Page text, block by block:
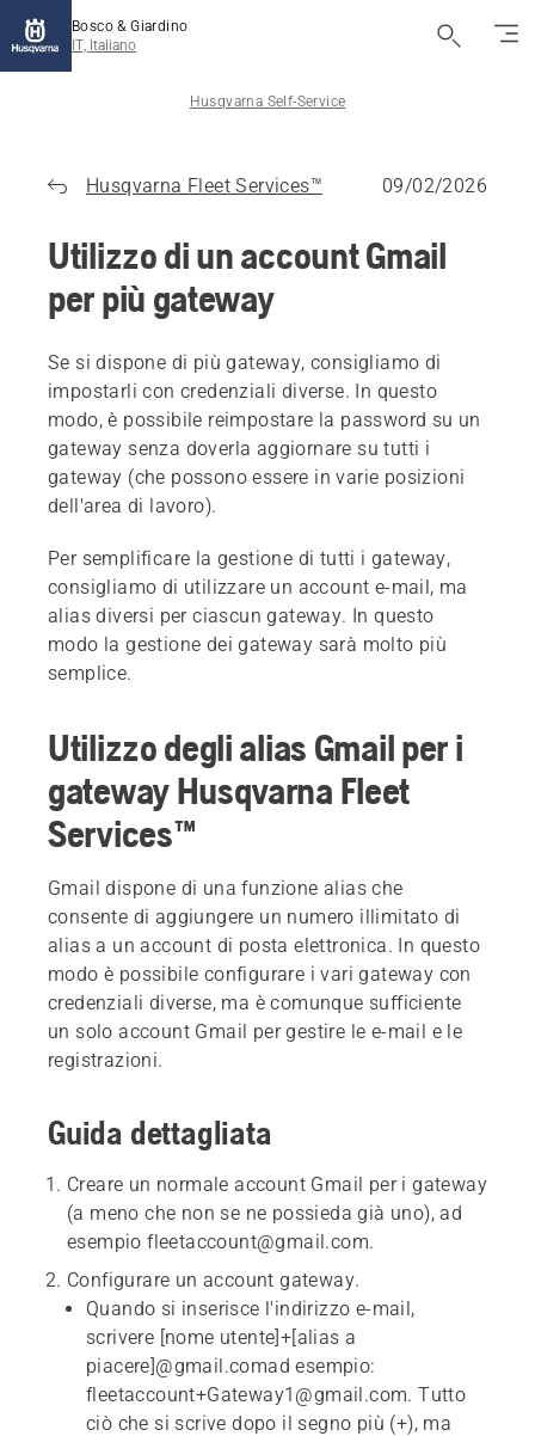
Bosco & Giardino
IT, Italiano
Husqvarna Self-Service
Husqvarna Fleet Services™ 09/02/2026
Utilizzo di un account Gmail
per più gateway
Se si dispone di più gateway, consigliamo di
impostarli con credenziali diverse. In questo
modo, è possibile reimpostare la password su un
gateway senza doverla aggiornare su tutti i
gateway (che possono essere in varie posizioni
dell'area di lavoro).
Per semplificare la gestione di tutti i gateway,
consigliamo di utilizzare un account e-mail, ma
alias diversi per ciascun gateway. In questo
modo la gestione dei gateway sarà molto più
semplice.
Utilizzo degli alias Gmail per i
gateway Husqvarna Fleet
Services™
Gmail dispone di una funzione alias che
consente di aggiungere un numero illimitato di
alias a un account di posta elettronica. In questo
modo è possibile configurare i vari gateway con
credenziali diverse, ma è comunque sufficiente
un solo account Gmail per gestire le e-mail e le
registrazioni.
Guida dettagliata
Creare un normale account Gmail per i gateway
(a meno che non se ne possieda già uno), ad
esempiofleetaccount@gmail.com.
Configurare un account gateway.
Quando si inserisce l'indirizzo e-mail,
scrivere [nome utente]+[alias a
piacere]@gmail.comad esempio:
fleetaccount+Gateway1@gmail.com.Tutto
ciò che si scrive dopo il segno più (+), ma